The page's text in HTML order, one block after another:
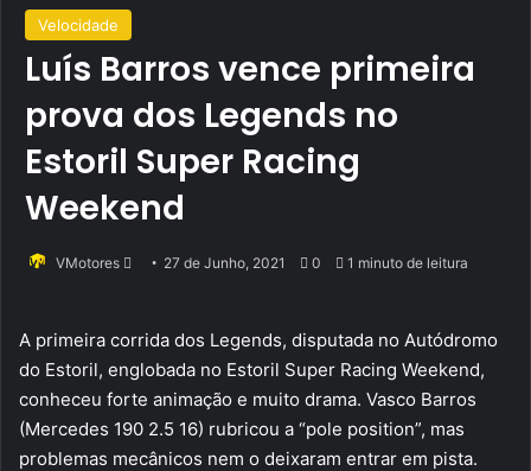
Velocidade
Luís Barros vence primeira
prova dos Legends no
Estoril Super Racing
Weekend
VMotores
Send 27 de Junho, 2021 0 1 minuto de leitura
A primeira corrida dos Legends, disputada no Autódromo
do Estoril, englobada no Estoril Super Racing Weekend,
conheceu forte animação e muito drama. Vasco Barros
(Mercedes 190 2.5 16) rubricou a “pole position”, mas
problemas mecânicos nem o deixaram entrar em pista.